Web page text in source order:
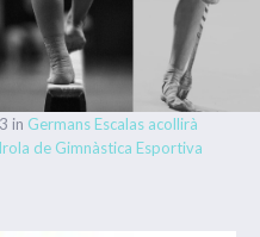
in Germans Escalas acollirà
de Gimnàstica Esportiva